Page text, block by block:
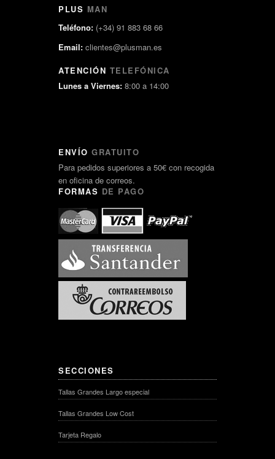
PLUS MAN
Teléfono: (+34) 91 883 68 66
Email: clientes@plusman.es
ATENCIÓN TELEFÓNICA
Lunes a Viernes: 8:00 a 14:00
ENVÍO GRATUITO
Para pedidos superiores a 50€ con recogida
en oficina de correos.
FORMAS DE PAGO
SECCIONES
Tallas Grandes Largo especial
Tallas Grandes Low Cost
Tarjeta Regalo